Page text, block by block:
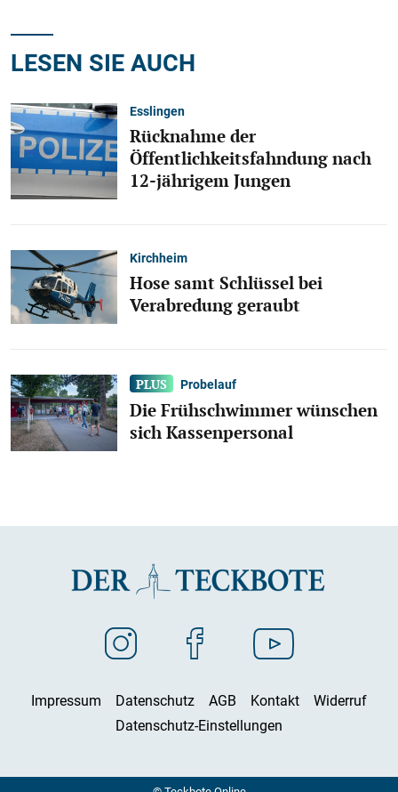
LESEN SIE AUCH
Esslingen
Rücknahme der
Öffentlichkeitsfahndung nach
12-jährigem Jungen
Kirchheim
Hose samt Schlüssel bei
Verabredung geraubt
Probelauf
Die Frühschwimmer wünschen
sich Kassenpersonal
Impressum Datenschutz AGB Kontakt
Widerruf
Datenschutz-Einstellungen